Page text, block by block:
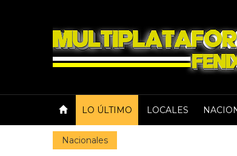
LO ÚLTIMO LOCALES
Nacionales